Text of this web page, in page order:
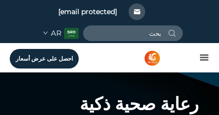
[email protected]
AR
احصل على عرض أسعار
رعاية صحية ذكية